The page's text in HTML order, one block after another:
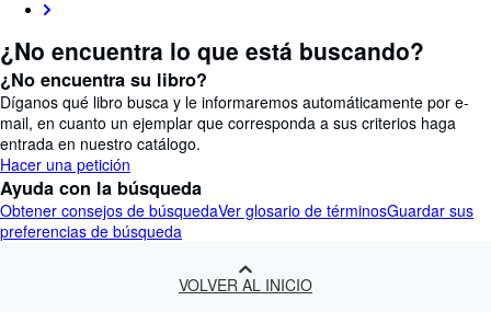
¿No encuentra lo que está buscando?
¿No encuentra su libro?
Díganos qué libro busca y le informaremos automáticamente por e-
mail, en cuanto un ejemplar que corresponda a sus criterios haga
entrada en nuestro catálogo.
Hacer una petición
Ayuda con la búsqueda
Obtener consejos de búsquedaVer glosario de términosGuardar sus
preferencias de búsqueda
VOLVER AL INICIO